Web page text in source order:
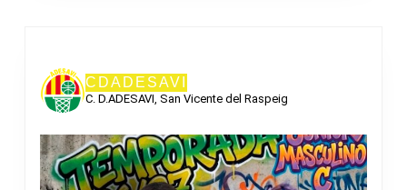
CDADESAVI
C. D.ADESAVI, San Vicente del Raspeig